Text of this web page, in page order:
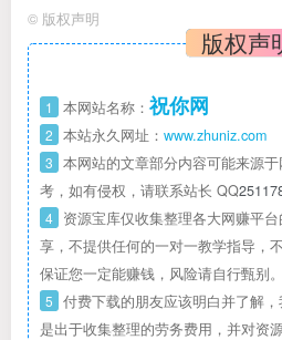
© 版权声明
版权声
1 本网站名称： 祝你网
2 本站永久网址： www.zhuniz.com
3 本网站的文章部分内容可能来源
考，如有侵权，请联系站长 QQ
4 资源宝库仅收集整理各大网赚平
享，不提供任何的一对一教学指导，
保证您一定能赚钱，风险请自行甄别。
5 付费下载的朋友应该明白并了解
是出于收集整理的劳务费用，并对资